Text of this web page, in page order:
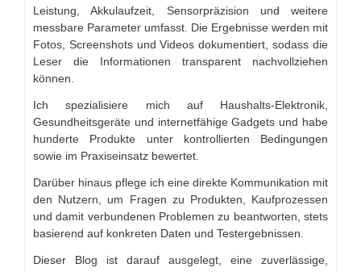
Leistung, Akkulaufzeit, Sensorpräzision und weitere
messbare Parameter umfasst. Die Ergebnisse werden mit
Fotos, Screenshots und Videos dokumentiert, sodass die
Leser die Informationen transparent nachvollziehen
können.
Ich spezialisiere mich auf Haushalts-Elektronik,
Gesundheitsgeräte und internetfähige Gadgets und habe
hunderte Produkte unter kontrollierten Bedingungen
sowie im Praxiseinsatz bewertet.
Darüber hinaus pflege ich eine direkte Kommunikation mit
den Nutzern, um Fragen zu Produkten, Kaufprozessen
und damit verbundenen Problemen zu beantworten, stets
basierend auf konkreten Daten und Testergebnissen.
Dieser Blog ist darauf ausgelegt, eine zuverlässige,